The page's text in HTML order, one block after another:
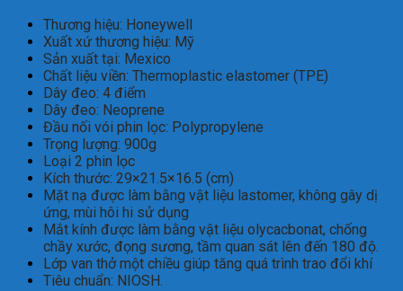
Thương hiệu: Honeywell
Xuất xứ thương hiệu: Mỹ
Sản xuất tại: Mexico
Chất liệu viền: Thermoplastic elastomer (TPE)
Dây đeo: 4 điểm
Dây đeo: Neoprene
Đầu nối vói phin lọc: Polypropylene
Trọng lượng: 900g
Loại 2 phin lọc
Kích thước: 29×21.5×16.5 (cm)
Mặt nạ được làm bằng vật liệu lastomer, không gây dị
ứng, mùi hôi hi sử dụng
Mắt kính được làm bằng vật liệu olycacbonat, chống
chầy xước, đọng sương, tầm quan sát lên đến 180 độ.
Lớp van thở một chiều giúp tăng quá trình trao đổi khí
Tiêu chuẩn: NIOSH.